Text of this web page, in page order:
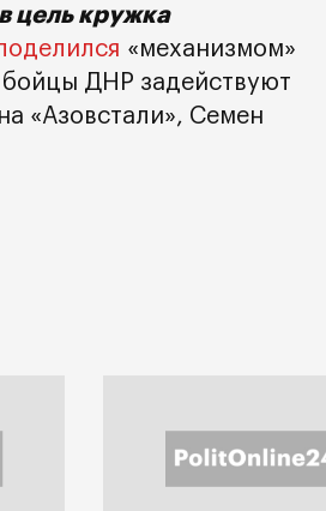
цель кружка
«механизмом»
ДНР задействуют
«Азовстали», Семен